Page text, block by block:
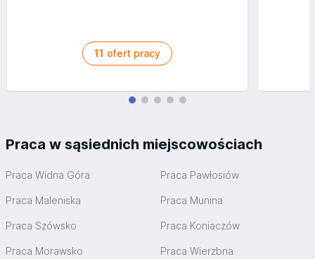
11 ofert pracy
Praca w sąsiednich miejscowościach
Praca Widna Góra Praca Pawłosiów
Praca Maleniska Praca Munina
Praca Szówsko Praca Koniaczów
Praca Morawsko Praca Wierzbna